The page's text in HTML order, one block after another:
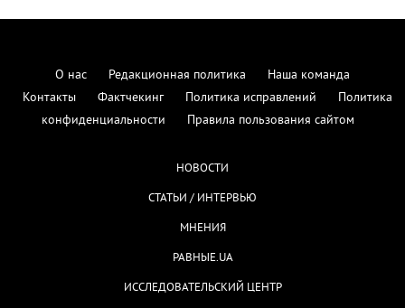
О нас Редакционная политика
Наша команда
Контакты
Фактчекинг Политика исправлений
Политика
конфиденциальности
Правила пользования сайтом
НОВОСТИ
СТАТЬИ / ИНТЕРВЬЮ
МНЕНИЯ
РАВНЫЕ.UA
ИССЛЕДОВАТЕЛЬСКИЙ ЦЕНТР